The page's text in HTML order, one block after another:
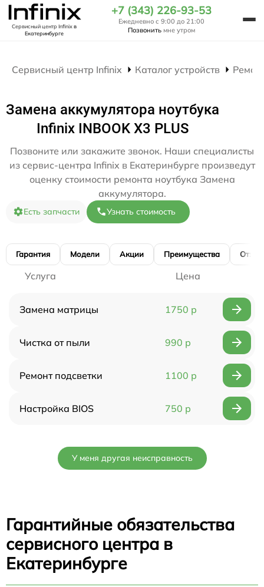
Сервисный центр Infinixв
Екатеринбурге
+7 (343) 226-93-53
Ежедневно с 9:00 до 21:00
Позвонить мне утром
Сервисный центр Infinix Каталог устройств
Замена аккумулятора ноутбука
Infinix INBOOK X3 PLUS
Позвоните или закажите звонок. Наши специалисты
из сервис-центра Infinix в Екатеринбурге произведут
оценку стоимости ремонта ноутбука Замена
аккумулятора.
Есть запчасти Узнать стоимость
Гарантия Модели Акции Преимущества
Услуга Цена
Замена матрицы 1750 р
Чистка от пыли 990 р
Ремонт подсветки 1100 р
Настройка BIOS 750 р
У меня другая неисправность
Гарантийные обязательства
сервисного центра в
Екатеринбурге